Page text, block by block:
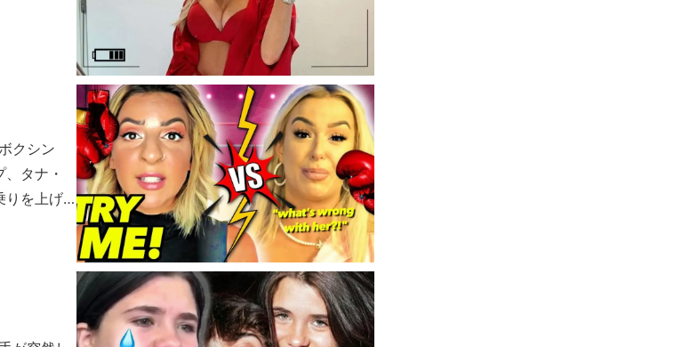
クシン
タナ・
りを上げ